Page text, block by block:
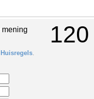
120
mening
Huisregels